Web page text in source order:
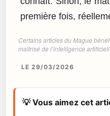
première fois,
Certains articles du Mague
maîtrisé de l’intelligence
LE 29/03/2026
💡 Vous aimez cet